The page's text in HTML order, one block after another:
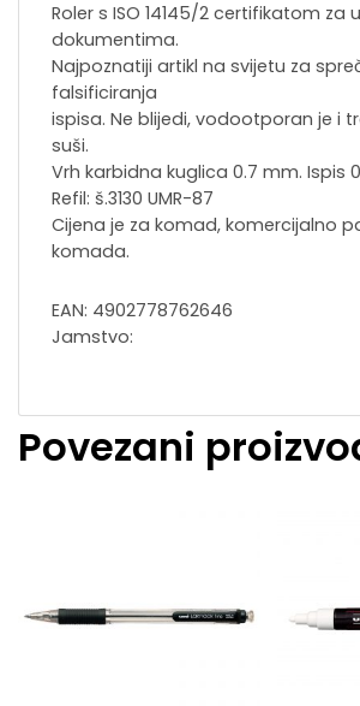
Roler s ISO 14145/2 certifikatom za
dokumentima.
Najpoznatiji artikl na svijetu za
falsificiranja
ispisa. Ne blijedi, vodootporan je i
suši.
Vrh karbidna kuglica 0.7 mm. Ispis
Refil: š.3130 UMR-87
Cijena je za komad, komercijalno
komada.
EAN: 4902778762646
Jamstvo:
Povezani